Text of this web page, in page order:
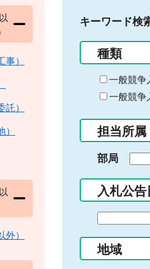
キーワード検
種類
一般競争
一般競争
担当所属
部局
入札公告
の
始
地域
）
）
）